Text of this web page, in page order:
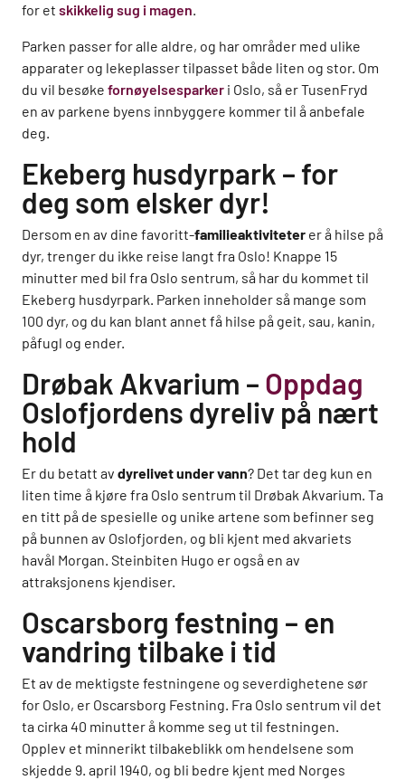
for et skikkelig sug i magen.
Parken passer for alle aldre, og har områder med ulike
apparater og lekeplasser tilpasset både liten og stor. Om
du vil besøke fornøyelsesparker i Oslo, så er TusenFryd
en av parkene byens innbyggere kommer til å anbefale
deg.
Ekeberg husdyrpark – for
deg som elsker dyr!
Dersom en av dine favoritt-familieaktiviteter er å hilse på
dyr, trenger du ikke reise langt fra Oslo! Knappe 15
minutter med bil fra Oslo sentrum, så har du kommet til
Ekeberg husdyrpark. Parken inneholder så mange som
100 dyr, og du kan blant annet få hilse på geit, sau, kanin,
påfugl og ender.
Drøbak Akvarium – Oppdag
Oslofjordens dyreliv på nært
hold
Er du betatt av dyrelivet under vann? Det tar deg kun en
liten time å kjøre fra Oslo sentrum til Drøbak Akvarium. Ta
en titt på de spesielle og unike artene som befinner seg
på bunnen av Oslofjorden, og bli kjent med akvariets
havål Morgan. Steinbiten Hugo er også en av
attraksjonens kjendiser.
Oscarsborg festning – en
vandring tilbake i tid
Et av de mektigste festningene og severdighetene sør
for Oslo, er Oscarsborg Festning. Fra Oslo sentrum vil det
ta cirka 40 minutter å komme seg ut til festningen.
Opplev et minnerikt tilbakeblikk om hendelsene som
skjedde 9. april 1940, og bli bedre kjent med Norges